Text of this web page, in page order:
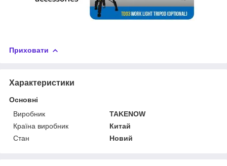
Приховати
Характеристики
Основні
Виробник
TAKENOW
Країна виробник
Китай
Стан
Новий